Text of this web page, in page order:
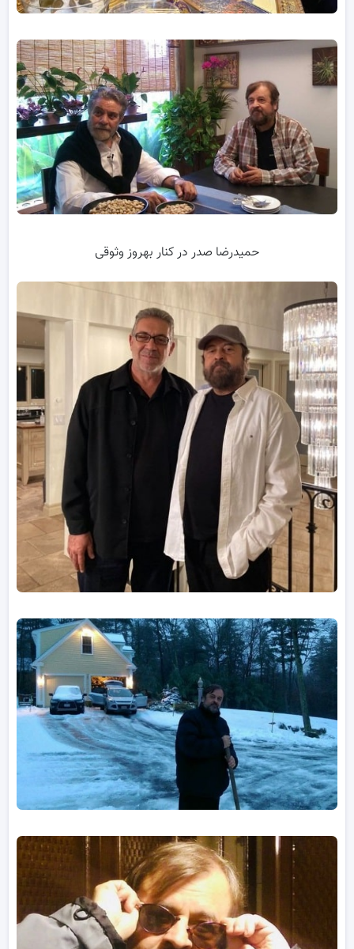
حمیدرضا صدر در کنار بهروز وثوقی